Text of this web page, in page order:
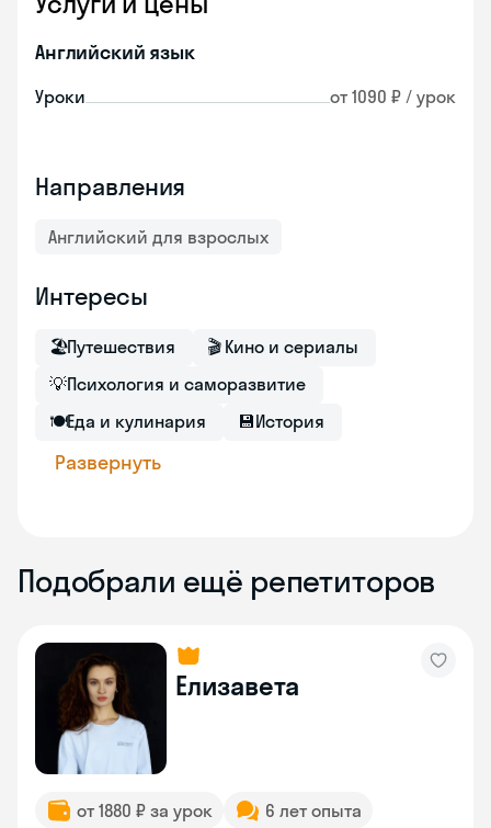
Английский язык
Уроки от 1090 ₽ / урок
Направления
Английский для взрослых
Интересы
🏖Путешествия 🎬 Кино и сериалы
💡Психология и саморазвитие
🍽Еда и кулинария 💾История
Развернуть
Подобрали ещё репетиторов
Елизавета
от 1880 ₽ за урок 6 лет опыта